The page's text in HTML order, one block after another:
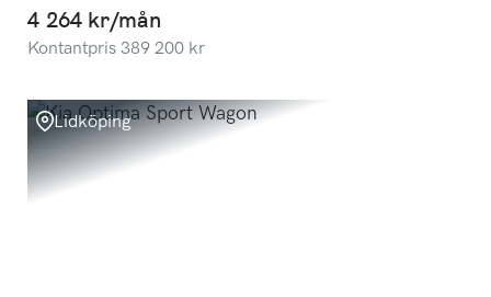
4 264 kr/mån
Kontantpris 389 200 kr
Lidköping